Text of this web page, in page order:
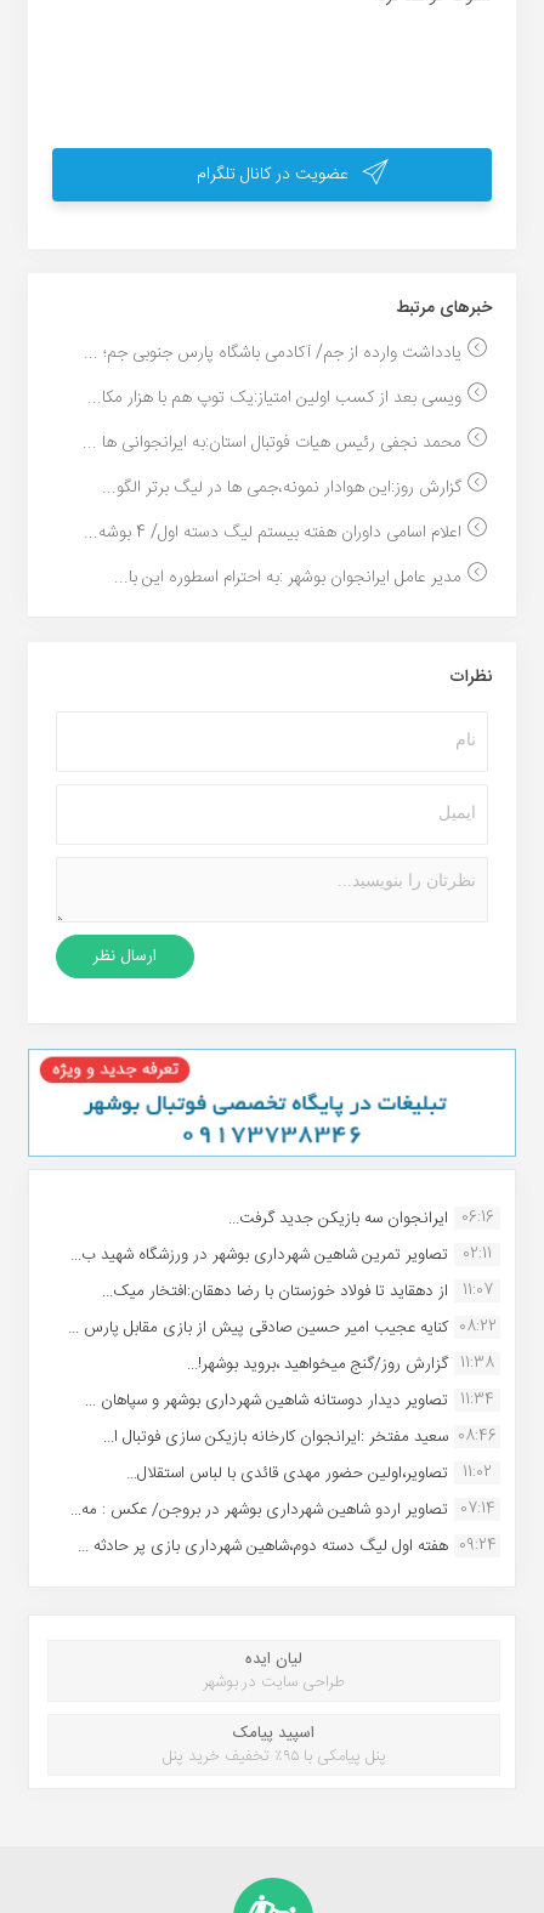
عضویت در کانال تلگرام
خبر‌های مرتبط
یادداشت وارده از جم/ آکادمی باشگاه پارس جنوبی جم؛ ...
ویسی بعد از کسب اولین امتیاز:یک توپ هم با هزار مکا...
محمد نجفی رئیس هیات فوتبال استان:به ایرانجوانی ها ...
گزارش روز:این هوادار نمونه،جمی ها در لیگ برتر الگو...
اعلام اسامی داوران هفته بیستم لیگ دسته اول/ 4 بوشه...
مدیر عامل ایرانجوان بوشهر :به احترام اسطوره این با...
نظرات
06:16 ایرانجوان سه بازیکن جدید گرفت...
02:11
تصاویر تمرین شاهین شهردارى بوشهر در ورزشگاه شهید ب...
11:07
از دهقاید تا فولاد خوزستان با رضا دهقان:افتخار میک...
08:22 کنایه عجیب امیر حسین صادقی پیش از بازی مقابل پارس ...
11:38 گزارش روز/گنج میخواهید ،بروید بوشهر!...
11:34 تصاویر دیدار دوستانه شاهین شهردارى بوشهر و سپاهان ...
08:46 سعید مفتخر :ایرانجوان کارخانه بازیکن سازی فوتبال ا...
11:02
تصاویر،اولین حضور مهدی قائدی با لباس استقلال...
07:14 تصاویر اردو شاهین شهرداری بوشهر در بروجن/ عکس : مه...
09:24 هفته اول لیگ دسته دوم،شاهین شهرداری بازی پر حادثه ...
لیان ایده
طراحی سایت در بوشهر
اسپید پیامک
پنل پیامکی با ۹۵٪ تخفیف خرید پنل